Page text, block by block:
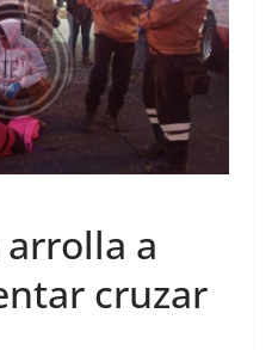
a
cruzar